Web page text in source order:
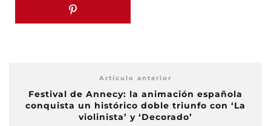
Artículo anterior
Festival de Annecy: la animación española
conquista un histórico doble triunfo con ‘La
violinista’ y ‘Decorado’